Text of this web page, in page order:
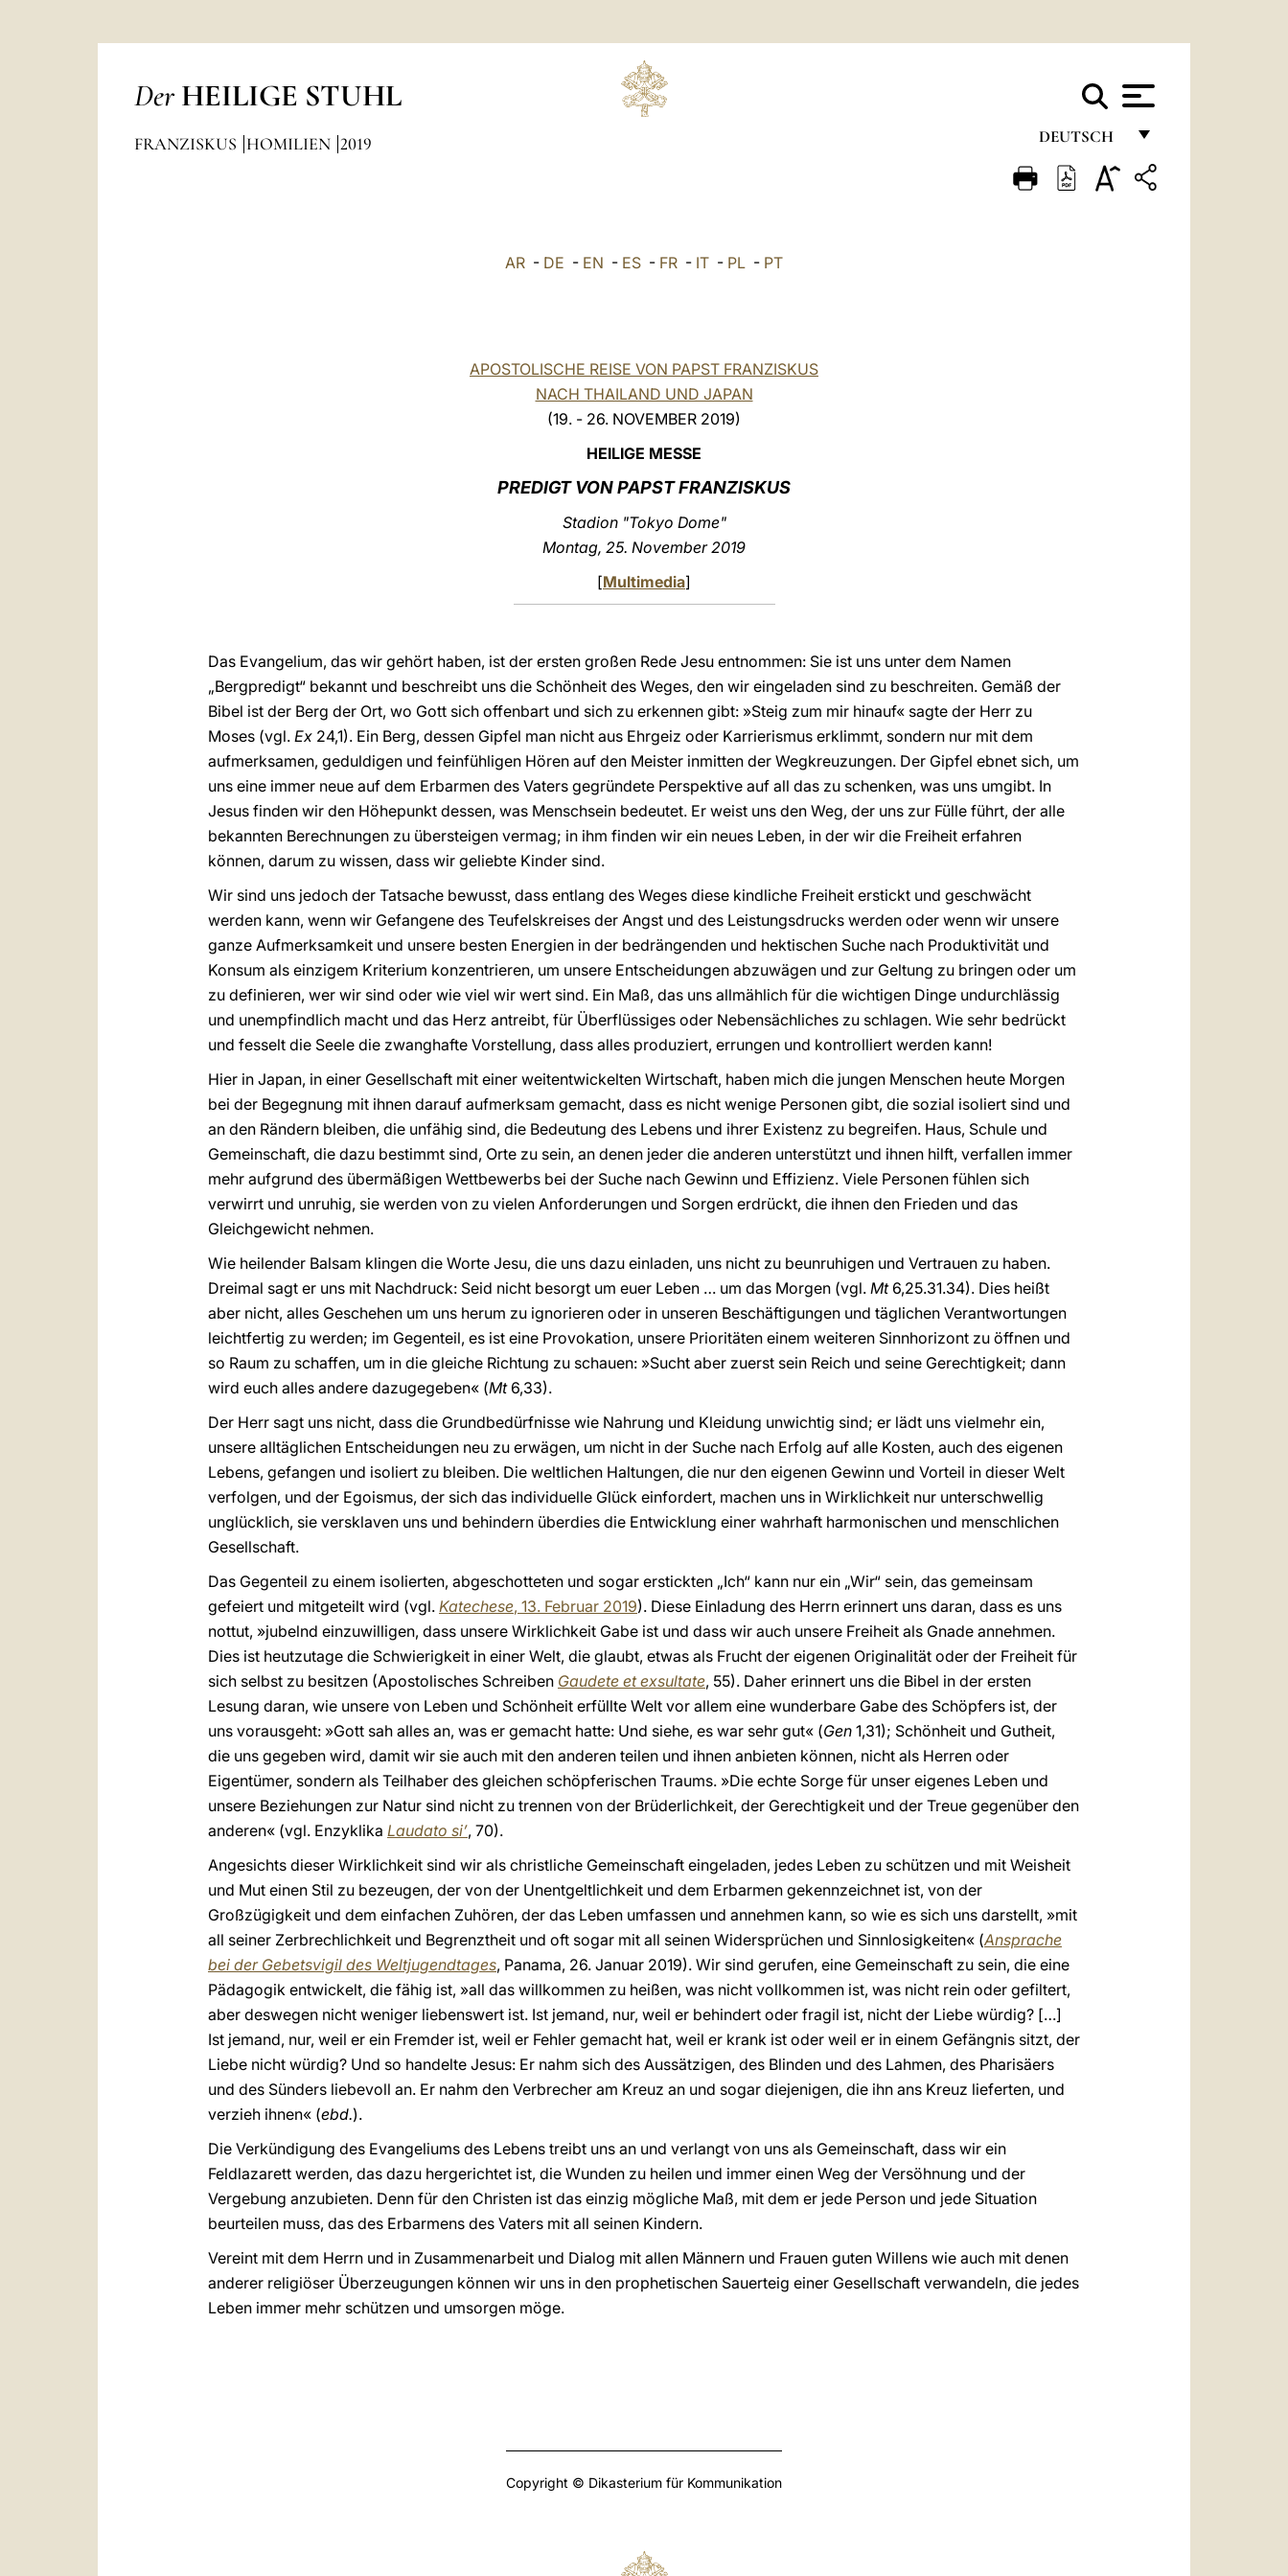
Der HEILIGE STUHL
DEUTSCH
FRANÇAIS
FRANZISKUS HOMILIEN 2019
AR - DE - EN - ES - FR - IT - PL - PT
APOSTOLISCHE REISE VON PAPST FRANZISKUS
NACH THAILAND UND JAPAN
(19. - 26. NOVEMBER 2019)
HEILIGE MESSE
PREDIGT VON PAPST FRANZISKUS
Stadion "Tokyo Dome"
Montag, 25. November 2019
[Multimedia]
Das Evangelium, das wir gehört haben, ist der ersten großen Rede Jesu entnommen: Sie ist uns unter dem Namen
„Bergpredigt“ bekannt und beschreibt uns die Schönheit des Weges, den wir eingeladen sind zu beschreiten. Gemäß der
Bibel ist der Berg der Ort, wo Gott sich offenbart und sich zu erkennen gibt: »Steig zum mir hinauf« sagte der Herr zu
Moses (vgl. Ex 24,1). Ein Berg, dessen Gipfel man nicht aus Ehrgeiz oder Karrierismus erklimmt, sondern nur mit dem
aufmerksamen, geduldigen und feinfühligen Hören auf den Meister inmitten der Wegkreuzungen. Der Gipfel ebnet sich, um
uns eine immer neue auf dem Erbarmen des Vaters gegründete Perspektive auf all das zu schenken, was uns umgibt. In
Jesus finden wir den Höhepunkt dessen, was Menschsein bedeutet. Er weist uns den Weg, der uns zur Fülle führt, der alle
bekannten Berechnungen zu übersteigen vermag; in ihm finden wir ein neues Leben, in der wir die Freiheit erfahren
können, darum zu wissen, dass wir geliebte Kinder sind.
Wir sind uns jedoch der Tatsache bewusst, dass entlang des Weges diese kindliche Freiheit erstickt und geschwächt
werden kann, wenn wir Gefangene des Teufelskreises der Angst und des Leistungsdrucks werden oder wenn wir unsere
ganze Aufmerksamkeit und unsere besten Energien in der bedrängenden und hektischen Suche nach Produktivität und
Konsum als einzigem Kriterium konzentrieren, um unsere Entscheidungen abzuwägen und zur Geltung zu bringen oder um
zu definieren, wer wir sind oder wie viel wir wert sind. Ein Maß, das uns allmählich für die wichtigen Dinge undurchlässig
und unempfindlich macht und das Herz antreibt, für Überflüssiges oder Nebensächliches zu schlagen. Wie sehr bedrückt
und fesselt die Seele die zwanghafte Vorstellung, dass alles produziert, errungen und kontrolliert werden kann!
Hier in Japan, in einer Gesellschaft mit einer weitentwickelten Wirtschaft, haben mich die jungen Menschen heute Morgen
bei der Begegnung mit ihnen darauf aufmerksam gemacht, dass es nicht wenige Personen gibt, die sozial isoliert sind und
an den Rändern bleiben, die unfähig sind, die Bedeutung des Lebens und ihrer Existenz zu begreifen. Haus, Schule und
Gemeinschaft, die dazu bestimmt sind, Orte zu sein, an denen jeder die anderen unterstützt und ihnen hilft, verfallen immer
mehr aufgrund des übermäßigen Wettbewerbs bei der Suche nach Gewinn und Effizienz. Viele Personen fühlen sich
verwirrt und unruhig, sie werden von zu vielen Anforderungen und Sorgen erdrückt, die ihnen den Frieden und das
Gleichgewicht nehmen.
Wie heilender Balsam klingen die Worte Jesu, die uns dazu einladen, uns nicht zu beunruhigen und Vertrauen zu haben.
Dreimal sagt er uns mit Nachdruck: Seid nicht besorgt um euer Leben … um das Morgen (vgl. Mt6,25.31.34). Dies heißt
aber nicht, alles Geschehen um uns herum zu ignorieren oder in unseren Beschäftigungen und täglichen Verantwortungen
leichtfertig zu werden; im Gegenteil, es ist eine Provokation, unsere Prioritäten einem weiteren Sinnhorizont zu öffnen und
so Raum zu schaffen, um in die gleiche Richtung zu schauen: »Sucht aber zuerst sein Reich und seine Gerechtigkeit; dann
wird euch alles andere dazugegeben« (Mt6,33).
Der Herr sagt uns nicht, dass die Grundbedürfnisse wie Nahrung und Kleidung unwichtig sind; er lädt uns vielmehr ein,
unsere alltäglichen Entscheidungen neu zu erwägen, um nicht in der Suche nach Erfolg auf alle Kosten, auch des eigenen
Lebens, gefangen und isoliert zu bleiben. Die weltlichen Haltungen, die nur den eigenen Gewinn und Vorteil in dieser Welt
verfolgen, und der Egoismus, der sich das individuelle Glück einfordert, machen uns in Wirklichkeit nur unterschwellig
unglücklich, sie versklaven uns und behindern überdies die Entwicklung einer wahrhaft harmonischen und menschlichen
Gesellschaft.
Das Gegenteil zu einem isolierten, abgeschotteten und sogar erstickten „Ich“ kann nur ein „Wir“ sein, das gemeinsam
gefeiert und mitgeteilt wird (vgl. Katechese, 13. Februar 2019). Diese Einladung des Herrn erinnert uns daran, dass es uns
nottut, »jubelnd einzuwilligen, dass unsere Wirklichkeit Gabe ist und dass wir auch unsere Freiheit als Gnade annehmen.
Dies ist heutzutage die Schwierigkeit in einer Welt, die glaubt, etwas als Frucht der eigenen Originalität oder der Freiheit für
sich selbst zu besitzen (Apostolisches Schreiben Gaudete et exsultate, 55). Daher erinnert uns die Bibel in der ersten
Lesung daran, wie unsere von Leben und Schönheit erfüllte Welt vor allem eine wunderbare Gabe des Schöpfers ist, der
uns vorausgeht: »Gott sah alles an, was er gemacht hatte: Und siehe, es war sehr gut« (Gen 1,31); Schönheit und Gutheit,
die uns gegeben wird, damit wir sie auch mit den anderen teilen und ihnen anbieten können, nicht als Herren oder
Eigentümer, sondern als Teilhaber des gleichen schöpferischen Traums. »Die echte Sorge für unser eigenes Leben und
unsere Beziehungen zur Natur sind nicht zu trennen von der Brüderlichkeit, der Gerechtigkeit und der Treue gegenüber den
anderen« (vgl. Enzyklika Laudato si’, 70).
Angesichts dieser Wirklichkeit sind wir als christliche Gemeinschaft eingeladen, jedes Leben zu schützen und mit Weisheit
und Mut einen Stil zu bezeugen, der von der Unentgeltlichkeit und dem Erbarmen gekennzeichnet ist, von der
Großzügigkeit und dem einfachen Zuhören, der das Leben umfassen und annehmen kann, so wie es sich uns darstellt, »mit
all seiner Zerbrechlichkeit und Begrenztheit und oft sogar mit all seinen Widersprüchen und Sinnlosigkeiten« (Ansprache
bei der Gebetsvigil des Weltjugendtages, Panama, 26. Januar 2019). Wir sind gerufen, eine Gemeinschaft zu sein, die eine
Pädagogik entwickelt, die fähig ist, »all das willkommen zu heißen, was nicht vollkommen ist, was nicht rein oder gefiltert,
aber deswegen nicht weniger liebenswert ist. Ist jemand, nur, weil er behindert oder fragil ist, nicht der Liebe würdig? […]
Ist jemand, nur, weil er ein Fremder ist, weil er Fehler gemacht hat, weil er krank ist oder weil er in einem Gefängnis sitzt, der
Liebe nicht würdig? Und so handelte Jesus: Er nahm sich des Aussätzigen, des Blinden und des Lahmen, des Pharisäers
und des Sünders liebevoll an. Er nahm den Verbrecher am Kreuz an und sogar diejenigen, die ihn ans Kreuz lieferten, und
verzieh ihnen« (ebd.).
Die Verkündigung des Evangeliums des Lebens treibt uns an und verlangt von uns als Gemeinschaft, dass wir ein
Feldlazarett werden, das dazu hergerichtet ist, die Wunden zu heilen und immer einen Weg der Versöhnung und der
Vergebung anzubieten. Denn für den Christen ist das einzig mögliche Maß, mit dem er jede Person und jede Situation
beurteilen muss, das des Erbarmens des Vaters mit all seinen Kindern.
Vereint mit dem Herrn und in Zusammenarbeit und Dialog mit allen Männern und Frauen guten Willens wie auch mit denen
anderer religiöser Überzeugungen können wir uns in den prophetischen Sauerteig einer Gesellschaft verwandeln, die jedes
Leben immer mehr schützen und umsorgen möge.
Copyright © Dikasterium für Kommunikation